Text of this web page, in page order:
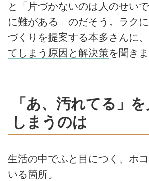
と「片づかないのは人のせい
に難がある」のだそう。ラク
づくりを提案する本多さんに、
てしまう原因と解決策を聞きま
「あ、汚れてる」
しまうのは
生活の中でふと目につく、ホ
いる箇所。